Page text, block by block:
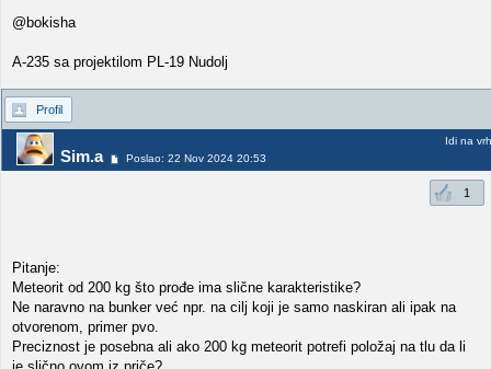
@bokisha
A-235 sa projektilom PL-19 Nudolj
Profil
Sim.a Poslao: 22 Nov 2024 20:53
Idi na vrh
1
Pitanje:
Meteorit od 200 kg što prođe ima slične karakteristike?
Ne naravno na bunker već npr. na cilj koji je samo naskiran ali ipak na
otvorenom, primer pvo.
Preciznost je posebna ali ako 200 kg meteorit potrefi položaj na tlu da li